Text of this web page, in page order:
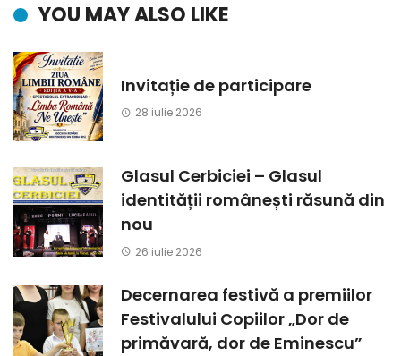
YOU MAY ALSO LIKE
Invitație de participare
28 iulie 2026
Glasul Cerbiciei – Glasul
identității românești răsună din
nou
26 iulie 2026
Decernarea festivă a premiilor
Festivalului Copiilor „Dor de
primăvară, dor de Eminescu”